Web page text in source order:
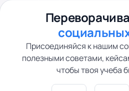
Присоединяйся к нашим
полезными советами,
чтобы твоя учеба